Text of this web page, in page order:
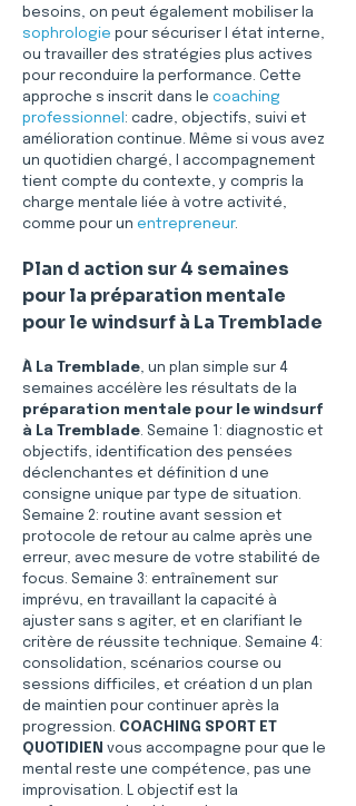
besoins, on peut également mobiliser la
sophrologie pour sécuriser l état interne,
ou travailler des stratégies plus actives
pour reconduire la performance. Cette
approche s inscrit dans le coaching
professionnel : cadre, objectifs, suivi et
amélioration continue. Même si vous avez
un quotidien chargé, l accompagnement
tient compte du contexte, y compris la
charge mentale liée à votre activité,
comme pour un entrepreneur.
Plan d action sur 4 semaines
pour la préparation mentale
pour le windsurf à La Tremblade
À La Tremblade, un plan simple sur 4
semaines accélère les résultats de la
préparation mentale pour le windsurf
à La Tremblade. Semaine 1: diagnostic et
objectifs, identification des pensées
déclenchantes et définition d une
consigne unique par type de situation.
Semaine 2: routine avant session et
protocole de retour au calme après une
erreur, avec mesure de votre stabilité de
focus. Semaine 3: entraînement sur
imprévu, en travaillant la capacité à
ajuster sans s agiter, et en clarifiant le
critère de réussite technique. Semaine 4:
consolidation, scénarios course ou
sessions difficiles, et création d un plan
de maintien pour continuer après la
progression. COACHING SPORT ET
QUOTIDIEN vous accompagne pour que le
mental reste une compétence, pas une
improvisation. L objectif est la